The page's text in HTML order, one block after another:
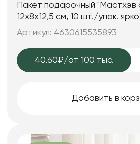
Пакет подарочный "Мастхэв
12х8х12,5 см, 10 шт./упак.
Артикул: 4630615535893
40.60₽/от 100 тыс.
Добавить в